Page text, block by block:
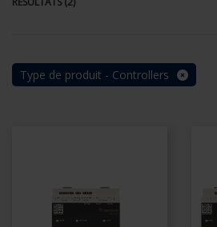
Type de produit - Controllers